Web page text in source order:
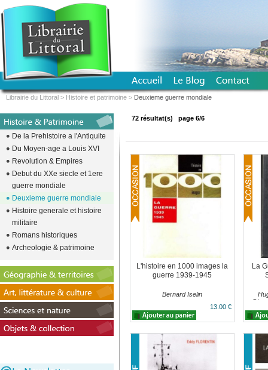
72 résultat(s) page 6/6
L'histoire en 1000 images la
guerre 1939-1945
Bernard Iselin
13.00 €
La
De la Prehistoire a l'Antiquite
Du Moyen-age a Louis XVI
Revolution & Empires
Debut du XXe siecle et 1ere
guerre mondiale
Deuxieme guerre mondiale
Histoire generale et histoire
militaire
Romans historiques
Archeologie & patrimoine
Librairie du Littoral > Histoire et patrimoine > Deuxieme guerre mondiale